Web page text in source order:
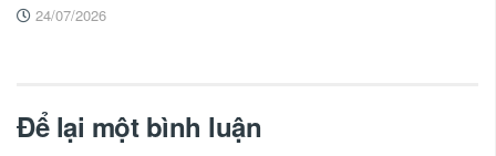
24/07/2026
Để lại một bình luận